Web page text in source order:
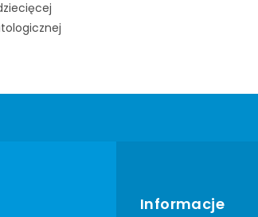
Informacje